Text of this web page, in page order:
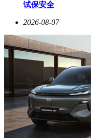
试保安全
2026-08-07